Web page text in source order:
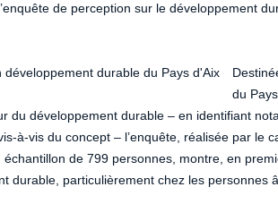
de perception sur le développement
du
du développement durable – en identifiant
à-vis du concept – l’enquête, réalisée par le
échantillon de 799 personnes, montre, en
durable, particulièrement chez les personnes